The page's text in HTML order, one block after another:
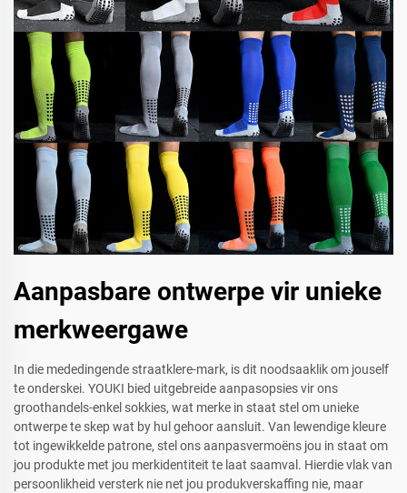
Aanpasbare ontwerpe vir unieke
merkweergawe
In die mededingende straatklere-mark, is dit noodsaaklik om jouself
te onderskei. YOUKI bied uitgebreide aanpasopsies vir ons
groothandels-enkel sokkies, wat merke in staat stel om unieke
ontwerpe te skep wat by hul gehoor aansluit. Van lewendige kleure
tot ingewikkelde patrone, stel ons aanpasvermoëns jou in staat om
jou produkte met jou merkidentiteit te laat saamval. Hierdie vlak van
persoonlikheid versterk nie net jou produkverskaffing nie, maar